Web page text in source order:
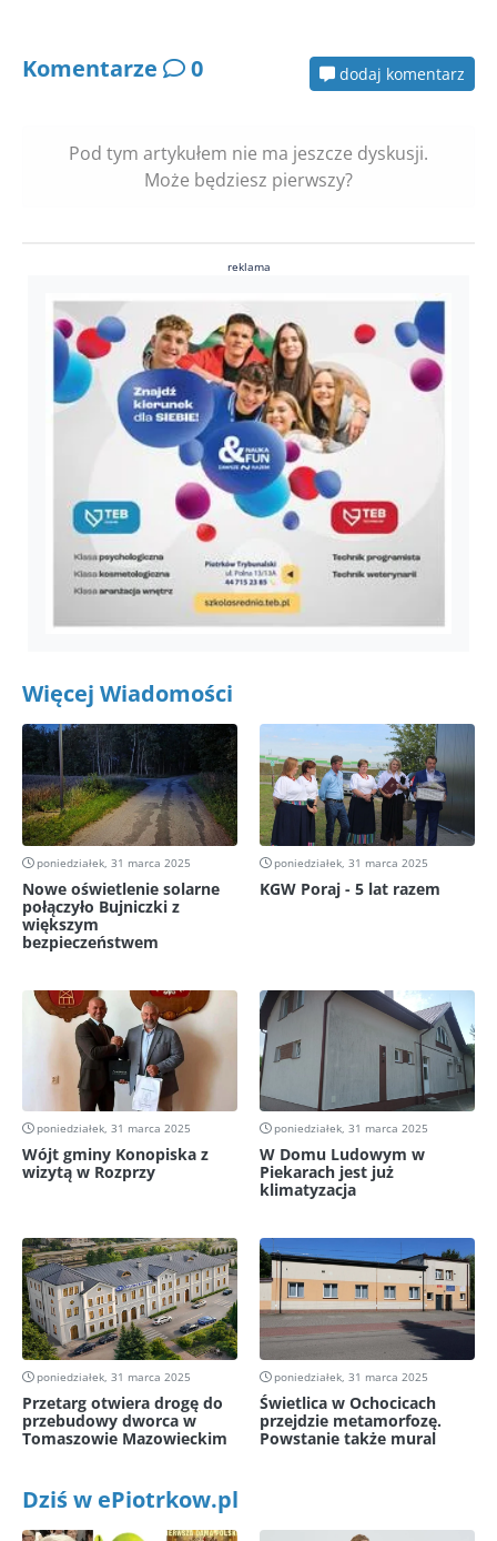
Komentarze 0 dodaj komentarz
Pod tym artykułem nie ma jeszcze dyskusji.
Może będziesz pierwszy?
reklama
Więcej Wiadomości
poniedziałek, 31 marca 2025
Nowe oświetlenie solarne
połączyło Bujniczki z
większym
bezpieczeństwem
poniedziałek, 31 marca 2025
KGW Poraj - 5 lat razem
poniedziałek, 31 marca 2025
Wójt gminy Konopiska z
wizytą w Rozprzy
poniedziałek, 31 marca 2025
W Domu Ludowym w
Piekarach jest już
klimatyzacja
poniedziałek, 31 marca 2025
Przetarg otwiera drogę do
przebudowy dworca w
Tomaszowie Mazowieckim
poniedziałek, 31 marca 2025
Świetlica w Ochocicach
przejdzie metamorfozę.
Powstanie także mural
Dziś w ePiotrkow.pl